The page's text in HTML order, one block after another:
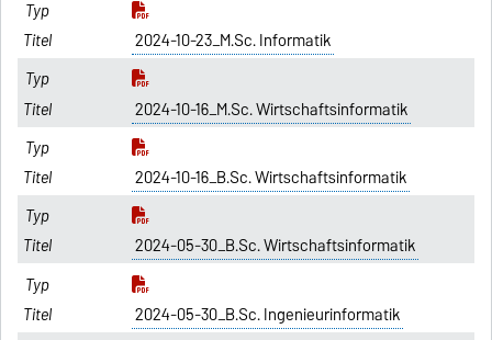
2024-10-23_M.Sc. Informatik
2024-10-16_M.Sc. Wirtschaftsinformatik
2024-10-16_B.Sc. Wirtschaftsinformatik
2024-05-30_B.Sc. Wirtschaftsinformatik
2024-05-30_B.Sc. Ingenieurinformatik